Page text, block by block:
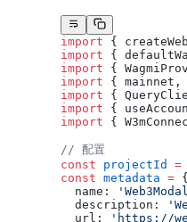
import {
import {
import {
import {
import {
import {
import {
// 配置
const projectId =
const metadata = {
  name:
  description:
  url:
'https://